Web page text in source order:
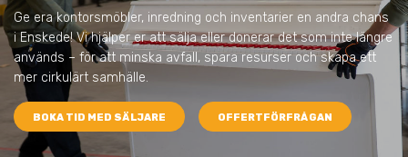
Ge era kontorsmöbler, inredning och inventarier en andra chans
i Enskede! Vi hjälper er att sälja eller donerar det som inte längre
används – för att minska avfall, spara resurser och skapa ett
mer cirkulärt samhälle.
BOKA TID MED SÄLJARE OFFERTFÖRFRÅGAN